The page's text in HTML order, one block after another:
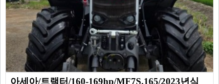
아세아/트랙터/160-169hp/MF7S.165/2023년식